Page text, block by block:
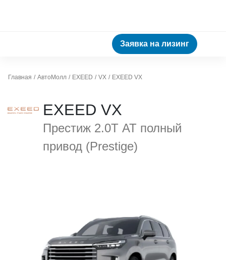
Заявка на лизинг
Главная АвтоМолл EXEED VX EXEED VX
EXEED VX
Престиж 2.0Т АТ полный
привод (Prestige)